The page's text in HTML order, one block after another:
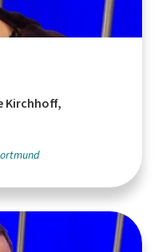
Kirchhoff,